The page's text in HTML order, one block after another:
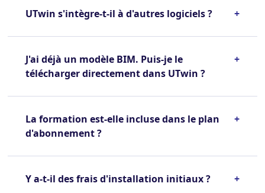
UTwin s'intègre-t-il à d'autres logiciels ? +
J'ai déjà un modèle BIM. Puis-je le
télécharger directement dans UTwin ?
+
La formation est-elle incluse dans le plan
d'abonnement ?
+
Y a-t-il des frais d'installation initiaux ? +